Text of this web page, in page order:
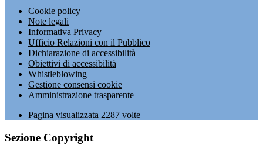
Cookie policy
Note legali
Informativa Privacy
Ufficio Relazioni con il Pubblico
Dichiarazione di accessibilità
Obiettivi di accessibilità
Whistleblowing
Gestione consensi cookie
Amministrazione trasparente
Pagina visualizzata 2287 volte
Sezione Copyright